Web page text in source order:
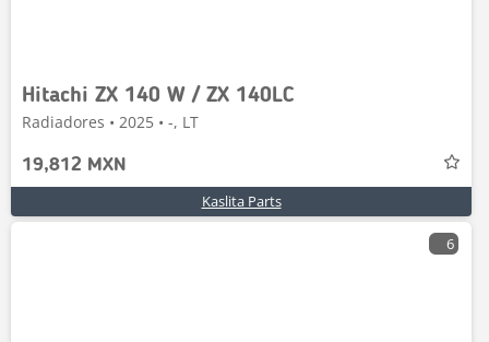
Hitachi ZX 140 W / ZX 140LC
Radiadores • 2025 • -, LT
19,812 MXN
Kaslita Parts
6